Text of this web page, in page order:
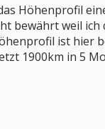
Höhenprofil
bewährt weil
ist hier
1900km in 5